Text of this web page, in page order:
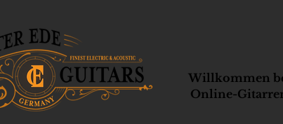
Willkommen
Online-Gita